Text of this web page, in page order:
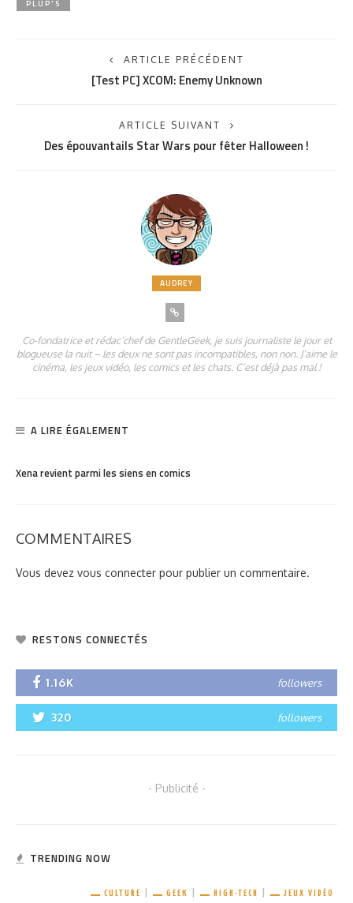
PLUP'S
ARTICLE PRÉCÉDENT
[Test PC] XCOM: Enemy Unknown
ARTICLE SUIVANT
Des épouvantails Star Wars pour fêter Halloween !
AUDREY
Co-fondatrice et rédac’chef de GentleGeek, je suis journaliste le jour et
blogueuse la nuit – les deux ne sont pas incompatibles, non non. J’aime le
cinéma, les jeux vidéo, les comics et les chats. C’est déjà pas mal !
A LIRE ÉGALEMENT
Xena revient parmi les siens en comics
COMMENTAIRES
Vous devez vous connecter pour publier un commentaire.
RESTONS CONNECTÉS
1.16K followers
320 followers
- Publicité -
TRENDING NOW
CULTURE GEEK HIGH-TECH JEUX VIDÉO